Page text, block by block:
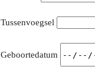
Tussenvoegsel
Geboortedatum